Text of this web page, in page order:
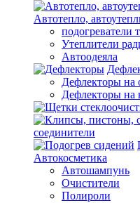
Автотепло,
подогреватели
Утеплители
Автоодеяла
Дефлекторы на
Дефлекторы на
соединители
Автокосметика
Автошампунь
Очистители
Полироли